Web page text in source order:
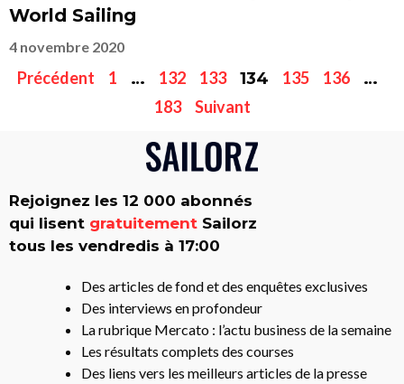
World Sailing
4 novembre 2020
Précédent 1 … 132 133 134 135 136
…
183
Suivant
Rejoignez les 12 000 abonnés
qui lisent gratuitement Sailorz
tous les vendredis à 17:00
Des articles de fond et des enquêtes exclusives
Des interviews en profondeur
La rubrique Mercato : l’actu business de la semaine
Les résultats complets des courses
Des liens vers les meilleurs articles de la presse